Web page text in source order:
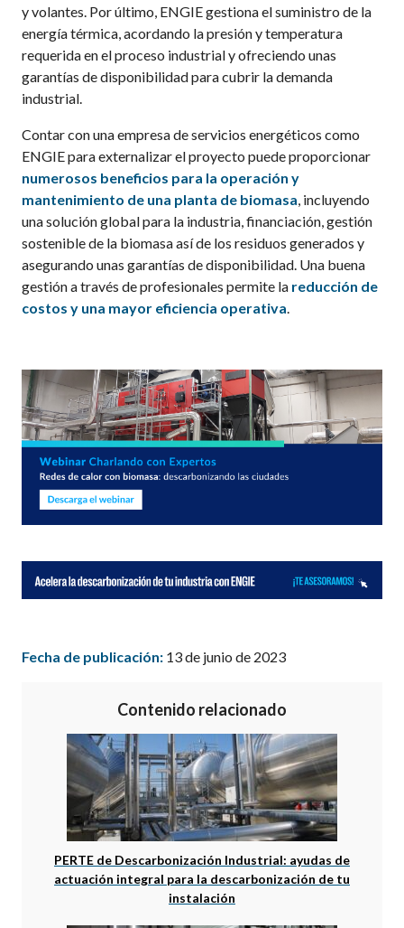
y volantes. Por último, ENGIE gestiona el suministro de la
energía térmica, acordando la presión y temperatura
requerida en el proceso industrial y ofreciendo unas
garantías de disponibilidadpara cubrir la demanda
industrial.
Contar con una empresa de servicios energéticos como
ENGIE para externalizar el proyecto puede proporcionar
numerosos beneficios para la operación y
mantenimiento de una planta de biomasa, incluyendo
una solución global para la industria, financiación, gestión
sostenible de la biomasa así de los residuos generados y
asegurando unas garantías de disponibilidad. Una buena
gestión a través de profesionales permite la reducción de
costos y una mayor eficiencia operativa.
Fecha de publicación: 13 de junio de 2023
Contenido relacionado
PERTE de Descarbonización Industrial: ayudas de
actuación integral para la descarbonización de tu
instalación